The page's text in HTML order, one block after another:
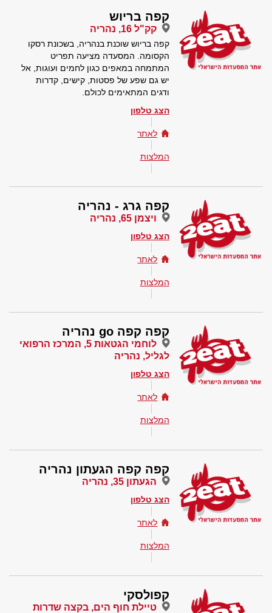
קפה בריוש
קק"ל 16, נהריה
קפה בריוש שוכנת בנהריה, בשכונת רסקו
הקסומה. המסעדה מציעה תפריט
המתמחה במאפים כגון לחמים ועוגות, אל
יש גם שפע של פסטות, קישים, קדרות
ודגים המתאימים לכולם.
הצג טלפון
לאתר
המלצות
קפה גרג - נהריה
ויצמן 65, נהריה
הצג טלפון
לאתר
המלצות
קפה קפה go נהריה
לוחמי הגטאות 5, המרכז הרפואי
לגליל, נהריה
הצג טלפון
לאתר
המלצות
קפה קפה הגעתון נהריה
הגעתון 35, נהריה
הצג טלפון
לאתר
המלצות
קפולסקי
טיילת חוף הים, בקצה שדרות